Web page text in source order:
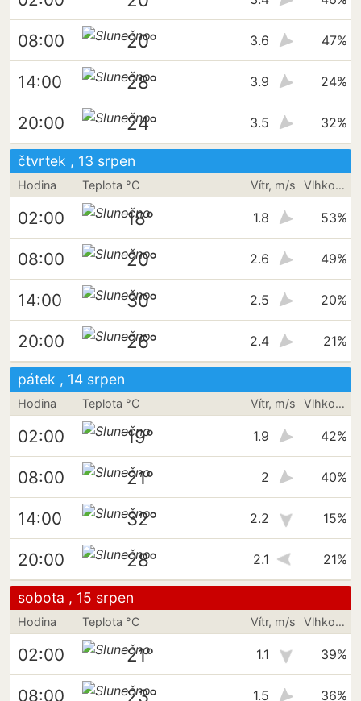
08:00 20° 3.6 47%
14:00 28° 3.9 24%
20:00 24° 3.5 32%
čtvrtek , 13 srpen
Hodina Teplota °C Vítr, m/s Vlhkost vzduchu
02:00 18° 1.8 53%
08:00 20° 2.6 49%
14:00 30° 2.5 20%
20:00 26° 2.4 21%
pátek , 14 srpen
Hodina Teplota °C Vítr, m/s Vlhkost vzduchu
02:00 19° 1.9 42%
08:00 21° 2 40%
14:00 32° 2.2 15%
20:00 28° 2.1 21%
sobota , 15 srpen
Hodina Teplota °C Vítr, m/s Vlhkost vzduchu
02:00 21° 1.1 39%
08:00 23° 1.5 36%